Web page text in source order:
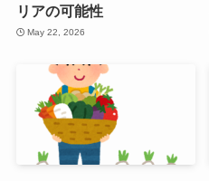
リアの可能性
May 22, 2026